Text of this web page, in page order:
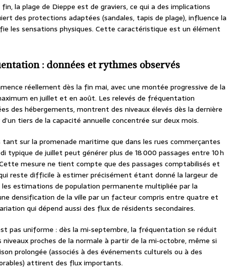
la plage de Dieppe est de graviers, ce qui a des implications
des protections adaptées (sandales, tapis de plage), influence la
les sensations physiques. Cette caractéristique est un élément
: données et rythmes observés
réellement dès la fin mai, avec une montée progressive de la
en juillet et en août. Les relevés de fréquentation
des hébergements, montrent des niveaux élevés dès la dernière
tiers de la capacité annuelle concentrée sur deux mois.
sur la promenade maritime que dans les rues commerçantes
typique de juillet peut générer plus de 18 000 passages entre 10 h
mesure ne tient compte que des passages comptabilisés et
reste difficile à estimer précisément étant donné la largeur de
les estimations de population permanente multipliée par la
densification de la ville par un facteur compris entre quatre et
qui dépend aussi des flux de résidents secondaires.
pas uniforme : dès la mi‑septembre, la fréquentation se réduit
proches de la normale à partir de la mi‑octobre, même si
prolongée (associés à des événements culturels ou à des
attirent des flux importants.